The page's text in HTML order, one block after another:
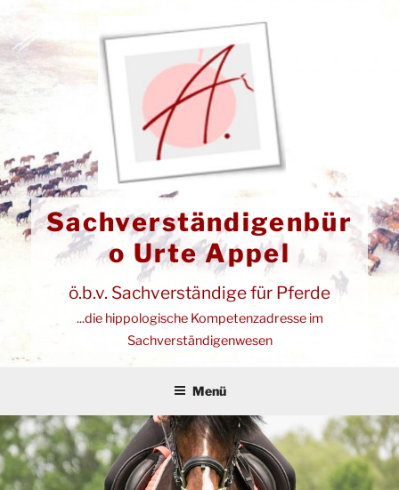
Inhalt
springen
Sachverständigenbür
o Urte Appel
ö.b.v. Sachverständige für Pferde
...die hippologische Kompetenzadresse im
Sachverständigenwesen
Menü